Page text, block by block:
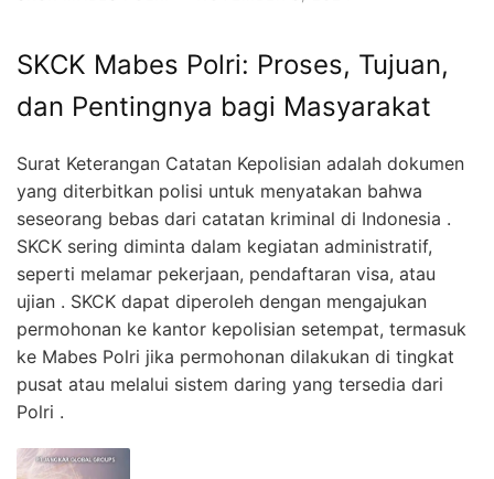
SKCK Mabes Polri: Proses, Tujuan,
dan Pentingnya bagi Masyarakat
Surat Keterangan Catatan Kepolisian adalah dokumen
yang diterbitkan polisi untuk menyatakan bahwa
seseorang bebas dari catatan kriminal di Indonesia .
SKCK sering diminta dalam kegiatan administratif,
seperti melamar pekerjaan, pendaftaran visa, atau
ujian . SKCK dapat diperoleh dengan mengajukan
permohonan ke kantor kepolisian setempat, termasuk
ke Mabes Polri jika permohonan dilakukan di tingkat
pusat atau melalui sistem daring yang tersedia dari
Polri .